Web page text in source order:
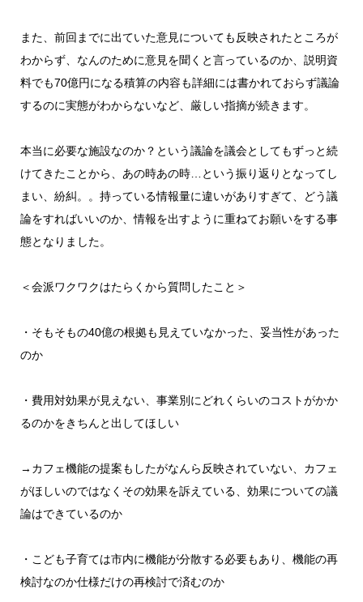
また、前回までに出ていた意見についても反映されたところが
わからず、なんのために意見を聞くと言っているのか、説明資
料でも70億円になる積算の内容も詳細には書かれておらず議論
するのに実態がわからないなど、厳しい指摘が続きます。
本当に必要な施設なのか？という議論を議会としてもずっと続
けてきたことから、あの時あの時…という振り返りとなってし
まい、紛糾。。持っている情報量に違いがありすぎて、どう議
論をすればいいのか、情報を出すように重ねてお願いをする事
態となりました。
＜会派ワクワクはたらくから質問したこと＞
・そもそもの40億の根拠も見えていなかった、妥当性があった
のか
・費用対効果が見えない、事業別にどれくらいのコストがかか
るのかをきちんと出してほしい
→カフェ機能の提案もしたがなんら反映されていない、カフェ
がほしいのではなくその効果を訴えている、効果についての議
論はできているのか
・こども子育ては市内に機能が分散する必要もあり、機能の再
検討なのか仕様だけの再検討で済むのか